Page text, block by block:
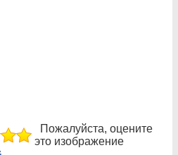
Пожалуйста, оцените
это изображение